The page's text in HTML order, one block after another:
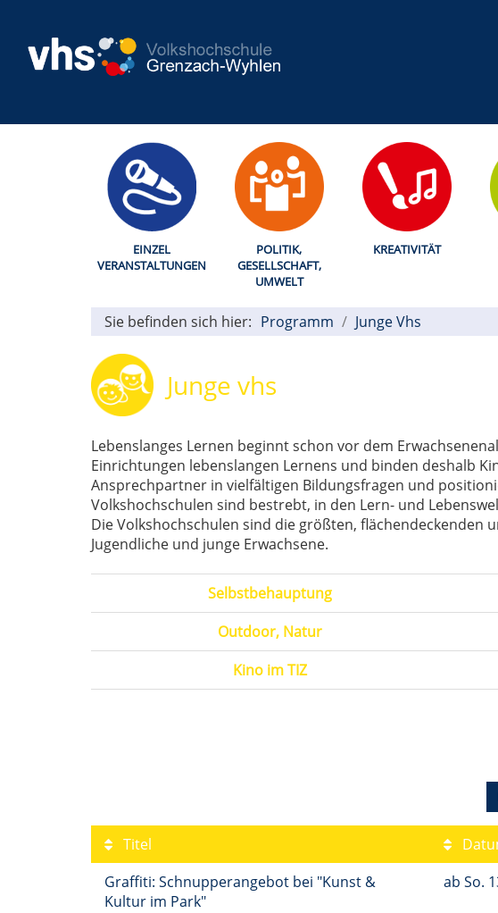
EINZEL
VERANSTALTUNGEN
POLITIK,
GESELLSCHAFT,
UMWELT
KREATIVITÄT
Sie befinden sich hier: Programm Junge Vhs
Junge vhs
Lebenslanges Lernen beginnt schon vor dem
Einrichtungen lebenslangen Lernens und binden deshalb
Ansprechpartner in vielfältigen Bildungsfragen und
Volkshochschulen sind bestrebt, in den Lern- und
Die Volkshochschulen sind die größten,
Jugendliche und junge Erwachsene.
Selbstbehauptung
Outdoor, Natur
Kino im TIZ
Titel
Graffiti: Schnupperangebot bei "Kunst &
Kultur im Park"
ab So.